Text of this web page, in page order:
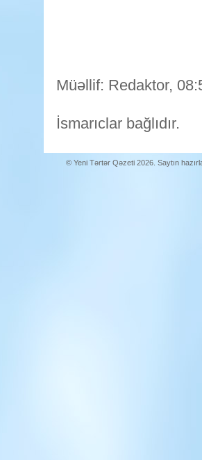
Müəllif: Redaktor,
İsmarıclar bağlıdır.
© Yeni Tərtər Qəzeti 2026. Saytın